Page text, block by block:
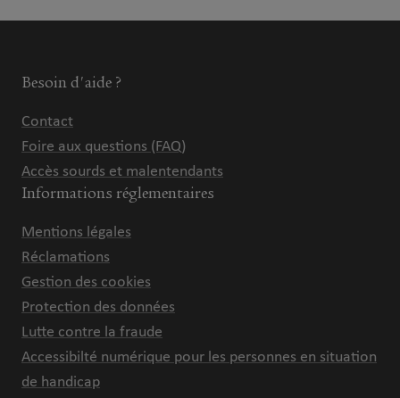
Besoin d'aide ?
Contact
Foire aux questions (FAQ)
Accès sourds et malentendants
Informations réglementaires
Mentions légales
Réclamations
Gestion des cookies
Protection des données
Lutte contre la fraude
Accessibilté numérique pour les personnes en situation
de handicap